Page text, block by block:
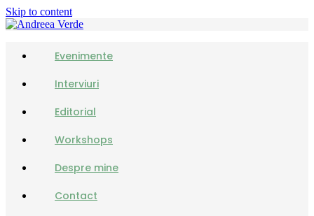
Skip to content
Evenimente
Interviuri
Editorial
Workshops
Despre mine
Contact